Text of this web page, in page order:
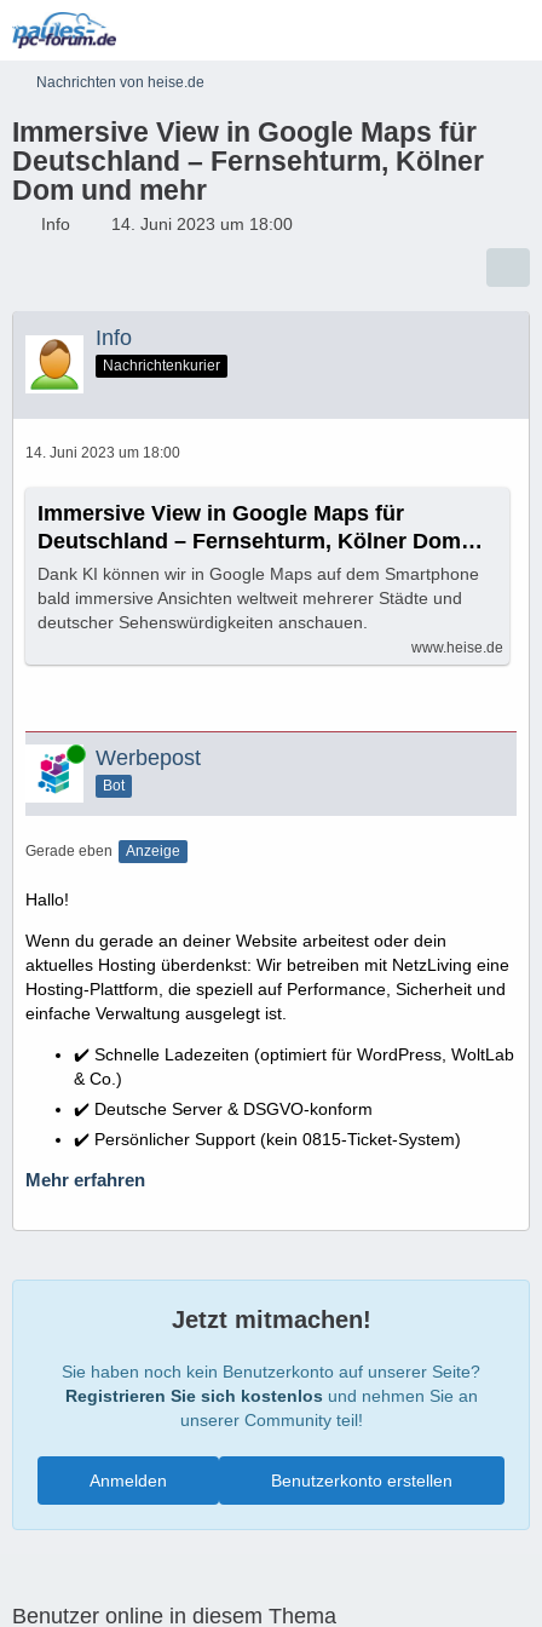
Nachrichten von heise.de
Immersive View in Google Maps für
Deutschland – Fernsehturm, Kölner
Dom und mehr
Info 14. Juni 2023 um 18:00
Info
Nachrichtenkurier
14. Juni 2023 um 18:00
Immersive View in Google Maps für
Deutschland – Fernsehturm, Kölner Dom
und mehr
Dank KI können wir in Google Maps auf dem Smartphone
bald immersive Ansichten weltweit mehrerer Städte und
deutscher Sehenswürdigkeiten anschauen.
www.heise.de
Online Werbepost
Bot
Gerade eben Anzeige
Hallo!
Wenn du gerade an deiner Website arbeitest oder dein
aktuelles Hosting überdenkst: Wir betreiben mit NetzLiving eine
Hosting-Plattform, die speziell auf Performance, Sicherheit und
einfache Verwaltung ausgelegt ist.
✔️ Schnelle Ladezeiten (optimiert für WordPress, WoltLab
& Co.)
✔️ Deutsche Server & DSGVO-konform
✔️ Persönlicher Support (kein 0815-Ticket-System)
Mehr erfahren
Jetzt mitmachen!
Sie haben noch kein Benutzerkonto auf unserer Seite?
Registrieren Sie sich kostenlos und nehmen Sie an
unserer Community teil!
Benutzerkonto erstellen
Anmelden
Benutzer online in diesem Thema